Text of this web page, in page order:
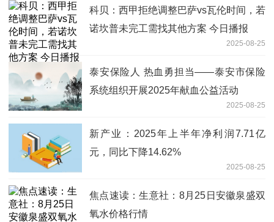
科贝：西甲拒绝调整巴萨vs瓦伦时间，若
诺坎普未完工需找其他方案 今日播报
2025-08-25
泰安保险人 热血勇担当——泰安市保险
系统组织开展2025年献血公益活动
2025-08-25
新产业：2025年上半年净利润7.71亿
元，同比下降14.62%
2025-08-25
焦点速读：生意社：8月25日安徽泉盛双
氧水价格行情